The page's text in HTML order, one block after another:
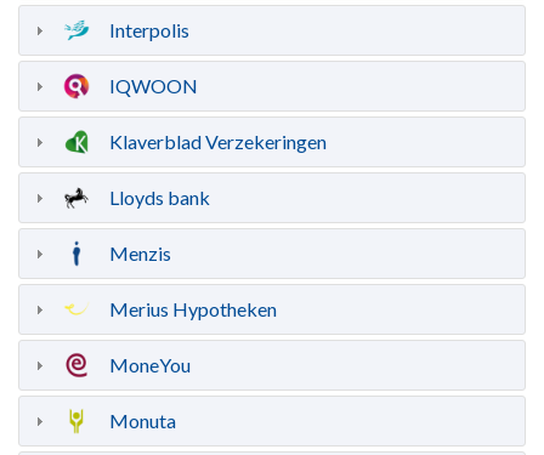
Interpolis
IQWOON
Klaverblad Verzekeringen
Lloyds bank
Menzis
Merius Hypotheken
MoneYou
Monuta